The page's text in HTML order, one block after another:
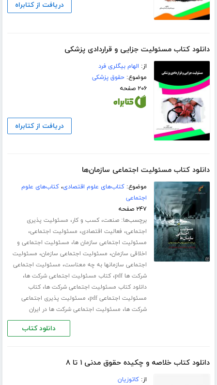
دریافت از کتابراه
دانلود کتاب مسئولیت جزایی و قراردادی پزشکی
از: الهام بیگلری فرد
موضوع:حقوق پزشکی
۲۰۶ صفحه
دریافت از کتابراه
دانلود کتاب مسئولیت اجتماعی سازمان‌ها
موضوع:کتاب‌های علوم اقتصادی،کتاب‌های علوم
اجتماعی
۲۴۷ صفحه
برچسب‌ها:صنعت،کسب و کار، مسئولیت پذیری
اجتماعی، فعالیت اقتصادی، مسئولیت اجتماعی،
مسئولیت اجتماعی سازمان ها، مسئولیت اجتماعی و
اخلاقی سازمان، مسئولیت اجتماعی سازمان، مسئولیت
اجتماعی سازمانها به چه معناست، مسئولیت اجتماعی
شرکت ها pdf
،کتاب مسئولیت اجتماعی شرکت ها،
دانلود کتاب مسئولیت اجتماعی شرکت ها،کتاب
مسئولیت اجتماعی pdf
، مسئولیت پذیری اجتماعی
شرکت ها، مسئولیت اجتماعی شرکت ها در ایران
دانلود کتاب
دانلود کتاب خلاصه و چکیده حقوق مدنی ۱ تا ۸
از:کاتوزیان